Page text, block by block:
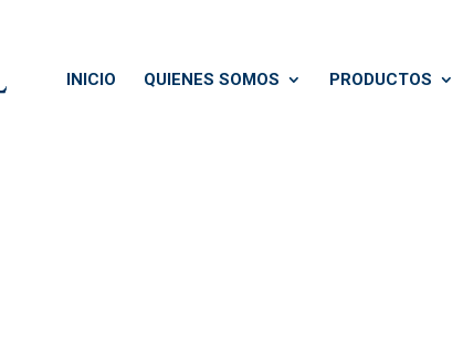
INICIO QUIENES SOMOS PRODUCTOS